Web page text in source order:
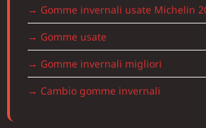
→ Gomme invernali usate Michelin
→ Gomme usate
→ Gomme invernali migliori
→ Cambio gomme invernali